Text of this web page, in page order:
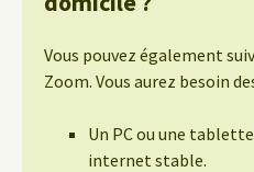
Vous pouvez également
Zoom. Vous aurez besoin
Un PC ou une
internet stable.